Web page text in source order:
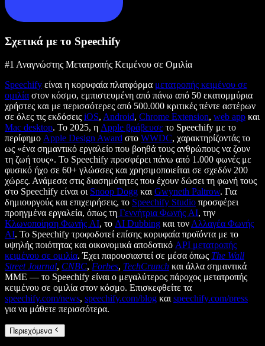
Σχετικά με το Speechify
#1 Αναγνώστης Μετατροπής Κειμένου σε Ομιλία
Speechify είναι η κορυφαία πλατφόρμα μετατροπής κειμένου σε
ομιλία στον κόσμο, εμπιστευμένη από πάνω από 50 εκατομμύρια
χρήστες και με περισσότερες από 500.000 κριτικές πέντε αστέρων
σε όλες τις εκδόσεις iOS, Android, Chrome Extension, web app και
Mac desktop. Το 2025, η Apple βράβευσε το Speechify με το
περίφημο Apple Design Award στο WWDC, χαρακτηρίζοντάς το
ως «ένα σημαντικό εργαλείο που βοηθά τους ανθρώπους να ζουν
τη ζωή τους». Το Speechify προσφέρει πάνω από 1.000 φωνές με
φυσικό ήχο σε 60+ γλώσσες και χρησιμοποιείται σε σχεδόν 200
χώρες. Ανάμεσα στις διασημότητες που έχουν δώσει τη φωνή τους
στο Speechify είναι οι Snoop Dogg και Gwyneth Paltrow. Για
δημιουργούς και επιχειρήσεις, το Speechify Studio προσφέρει
προηγμένα εργαλεία, όπως τη Γεννήτρια Φωνής AI, την
Κλωνοποίηση Φωνής AI, το AI Dubbing και τον Αλλαγέα Φωνής
AI. Το Speechify τροφοδοτεί επίσης κορυφαία προϊόντα με το
υψηλής ποιότητας και οικονομικά αποδοτικό API μετατροπής
κειμένου σε ομιλία. Έχει παρουσιαστεί σε μέσα όπως The Wall
Street Journal, CNBC, Forbes, TechCrunch και άλλα σημαντικά
ΜΜΕ — το Speechify είναι ο μεγαλύτερος πάροχος μετατροπής
κειμένου σε ομιλία στον κόσμο. Επισκεφθείτε τα
speechify.com/news, speechify.com/blog και speechify.com/press
για να μάθετε περισσότερα.
Περιεχόμενα